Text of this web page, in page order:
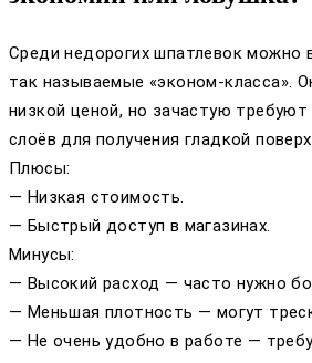
Среди недорогих шпатлевок можно
так называемые «эконом-класса».
низкой ценой, но зачастую требуют
слоёв для получения гладкой
Плюсы:
— Низкая стоимость.
— Быстрый доступ в магазинах.
Минусы:
— Высокий расход — часто нужно
— Меньшая плотность — могут
— Не очень удобно в работе —